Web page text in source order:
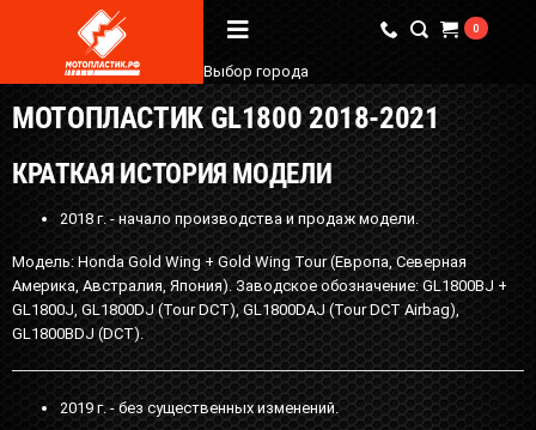
Вопрос / Ответ
Бренды
О Магазине
Мы в соцсетях
Наши контакты
+7 (924) 381-18-18
Выбор города
0
МОТОПЛАСТИК GL1800 2018-2021
КРАТКАЯ ИСТОРИЯ МОДЕЛИ
2018 г. - начало производства и продаж модели.
Модель: Honda Gold Wing + Gold Wing Tour (Европа, Северная
Америка, Австралия, Япония). Заводское обозначение: GL1800BJ +
GL1800J, GL1800DJ (Tour DCT), GL1800DAJ (Tour DCT Airbag),
GL1800BDJ (DCT).
2019 г. - без существенных изменений.